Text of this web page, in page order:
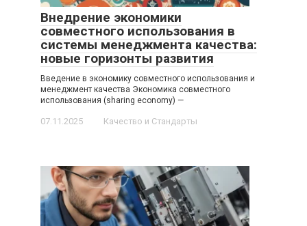
Внедрение экономики
совместного использования в
системы менеджмента качества:
новые горизонты развития
Введение в экономику совместного использования и
менеджмент качества Экономика совместного
использования (sharing economy) —
07.11.2025 Качество и Стандарты